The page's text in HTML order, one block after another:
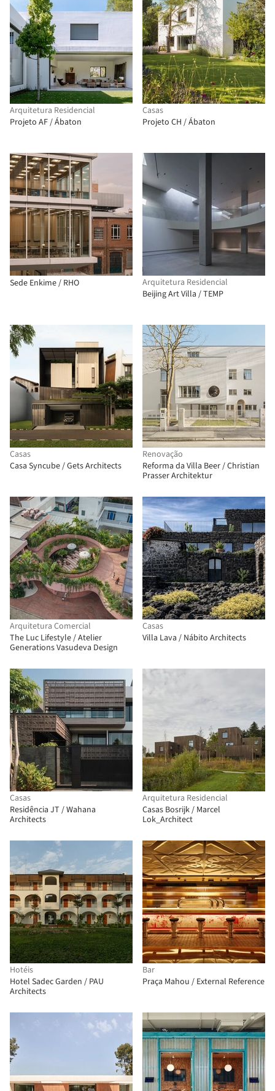
Arquitetura Residencial
Projeto AF / Ábaton
Casas
Projeto CH / Ábaton
Sede Enkime / RHO
Arquitetura Residencial
Beijing Art Villa / TEMP
Casas
Casa Syncube / Gets Architects
Renovação
Reforma da Villa Beer / Christian
Prasser Architektur
Arquitetura Comercial
The Luc Lifestyle / Atelier
Generations Vasudeva Design
Casas
Villa Lava / Nábito Architects
Casas
Residência JT / Wahana
Architects
Arquitetura Residencial
Casas Bosrijk / Marcel
Lok_Architect
Hotéis
Hotel Sadec Garden / PAU
Architects
Bar
Praça Mahou / External Reference